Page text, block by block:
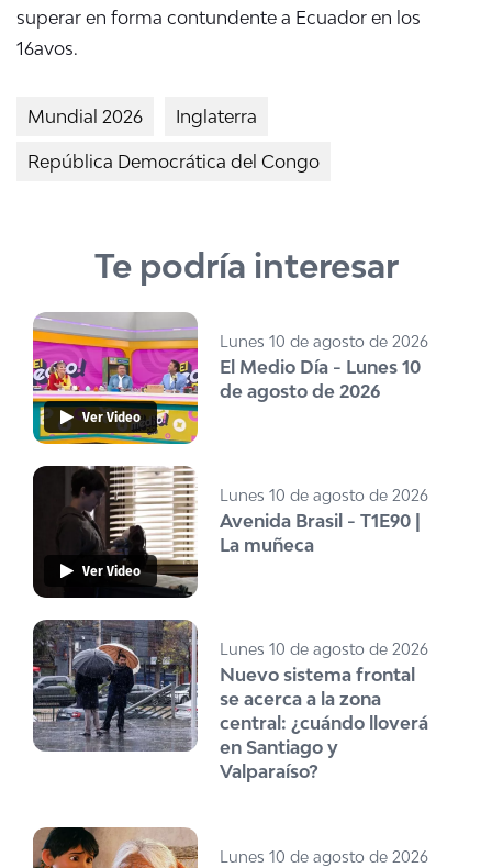
superar en forma contundente a Ecuador en los
16avos.
Mundial 2026 Inglaterra
República Democrática del Congo
Te podría interesar
Ver Video
Lunes 10 de agosto de 2026
El Medio Día - Lunes 10
de agosto de 2026
Ver Video
Lunes 10 de agosto de 2026
Avenida Brasil - T1E90 |
La muñeca
Lunes 10 de agosto de 2026
Nuevo sistema frontal
se acerca a la zona
central: ¿cuándo lloverá
en Santiago y
Valparaíso?
Lunes 10 de agosto de 2026